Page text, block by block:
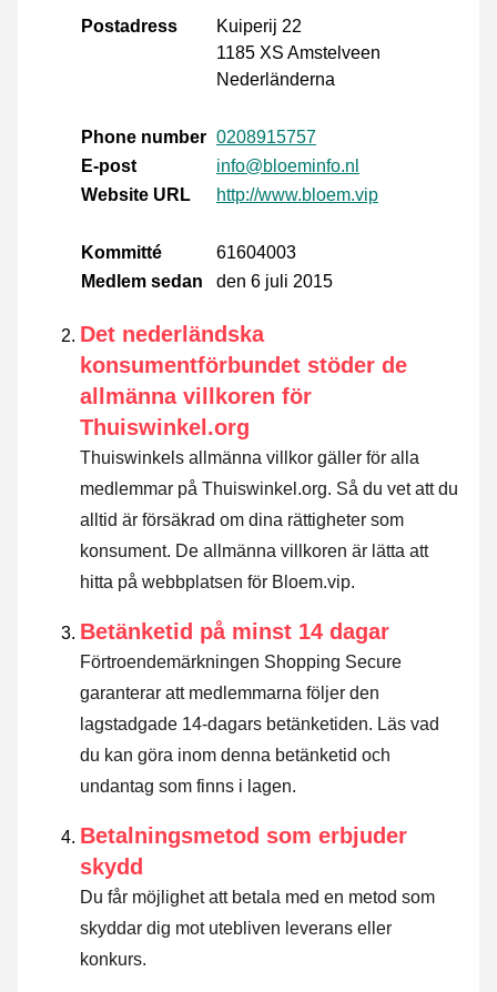
Postadress
Kuiperij 22
1185 XS Amstelveen
Nederländerna
Phone number 0208915757
E-post
info@bloeminfo.nl
Website URL
http://www.bloem.vip
Kommitté
61604003
Medlem sedan
den 6 juli 2015
Det nederländska
konsumentförbundet stöder de
allmänna villkoren för
Thuiswinkel.org
Thuiswinkels allmänna villkor gäller för alla
medlemmar på Thuiswinkel.org. Så du vet att du
alltid är försäkrad om dina rättigheter som
konsument. De allmänna villkoren är lätta att
hitta på webbplatsen för Bloem.vip.
Betänketid på minst 14 dagar
Förtroendemärkningen Shopping Secure
garanterar att medlemmarna följer den
lagstadgade 14-dagars betänketiden. Läs vad
du kan göra inom denna betänketid och
undantag som finns i lagen.
Betalningsmetod som erbjuder
skydd
Du får möjlighet att betala med en metod som
skyddar dig mot utebliven leverans eller
konkurs.